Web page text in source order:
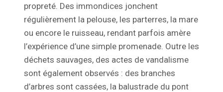
propreté. Des immondices jonchent
régulièrement la pelouse, les parterres, la mare
ou encore le ruisseau, rendant parfois amère
l’expérience d’une simple promenade. Outre les
déchets sauvages, des actes de vandalisme
sont également observés : des branches
d’arbres sont cassées, la balustrade du pont